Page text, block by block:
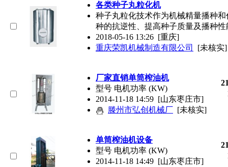
各类种子丸粒化机
种子丸粒化技术作为机械精量播种
种的抗逆性、提高种子质量及播种性
2018-05-16 13:26 [重庆]
重庆荣凯机械制造有限公司
[未核实]
厂家直销单筒榨油机
型号 电机功率 (KW)
2014-11-18 14:59 [山东枣庄市]
滕州市弘创机械厂 [未核实]
单筒榨油机设备
型号 电机功率 (KW)
2014-11-18 14:49 [山东枣庄市]